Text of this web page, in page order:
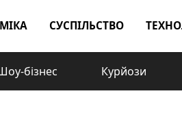
СУСПІЛЬСТВО
бізнес Курйози